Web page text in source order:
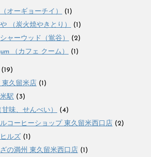
オーギョーチイ）
(1)
（炭火焼やきとり）
(1)
ャーウッド（鴬谷）
(2)
（カフェ クーム）
(1)
(19)
東久留米店 (1)
駅 (3)
味、せんべい）
(4)
ルコーヒーショップ 東久留米西口店 (2)
ルズ (1)
の満州 東久留米西口店 (1)